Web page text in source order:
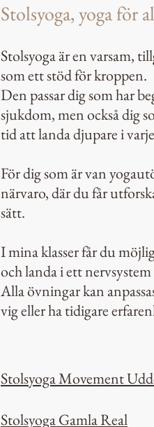
Stolsyoga, yoga för
Stolsyoga är en varsam,
som ett stöd för kroppen.
Den passar dig som har
sjukdom, men också dig
tid att landa djupare i
För dig som är van
närvaro, där du får
sätt.
I mina klasser får du
och landa i ett nervsystem
Alla övningar kan
vig eller ha tidigare
Stolsyoga Gamla Real
Stolsyoga Movement